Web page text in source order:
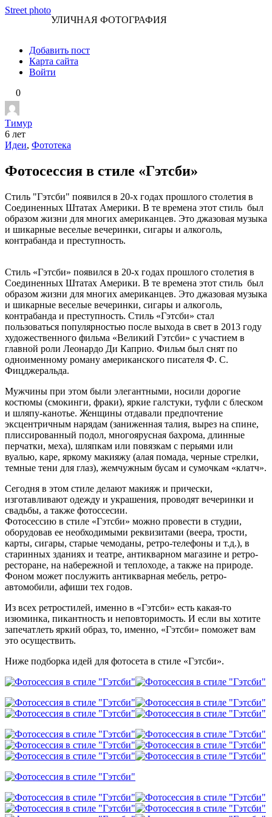
Перейти
Street photo
УЛИЧНАЯ ФОТОГРАФИЯ
Добавить пост
Карта сайта
Войти
0
Тимур
6 лет
Идеи, Фототека
Фотосессия в стиле «Гэтсби»
Стиль "Гэтсби" появился в 20-х годах прошлого столетия в
Соединенных Штатах Америки. В те времена этот стиль был
образом жизни для многих американцев. Это джазовая музыка
и шикарные веселые вечеринки, сигары и алкоголь,
контрабанда и преступность.
Стиль «Гэтсби» появился в 20-х годах прошлого столетия в
Соединенных Штатах Америки. В те времена этот стиль был
образом жизни для многих американцев. Это джазовая музыка
и шикарные веселые вечеринки, сигары и алкоголь,
контрабанда и преступность. Стиль «Гэтсби» стал
пользоваться популярностью после выхода в свет в 2013 году
художественного фильма «Великий Гэтсби» с участием в
главной роли Леонардо Ди Каприо. Фильм был снят по
одноименному роману американского писателя Ф. С.
Фицджеральда.
Мужчины при этом были элегантными, носили дорогие
костюмы (смокинги, фраки), яркие галстуки, туфли с блеском
и шляпу-канотье. Женщины отдавали предпочтение
эксцентричным нарядам (заниженная талия, вырез на спине,
плиссированный подол, многоярусная бахрома, длинные
перчатки, меха), шляпкам или повязкам с перьями или
вуалью, каре, яркому макияжу (алая помада, черные стрелки,
темные тени для глаз), жемчужным бусам и сумочкам «клатч».
Сегодня в этом стиле делают макияж и прически,
изготавливают одежду и украшения, проводят вечеринки и
свадьбы, а также фотоссесии.
Фотосессию в стиле «Гэтсби» можно провести в студии,
оборудовав ее необходимыми реквизитами (веера, трости,
карты, сигары, старые чемоданы, ретро-телефоны и т.д.), в
старинных зданиях и театре, антикварном магазине и ретро-
ресторане, на набережной и теплоходе, а также на природе.
Фоном может послужить антикварная мебель, ретро-
автомобили, афиши тех годов.
Из всех ретростилей, именно в «Гэтсби» есть какая-то
изюминка, пикантность и неповторимость. И если вы хотите
запечатлеть яркий образ, то, именно, «Гэтсби» поможет вам
это осуществить.
Ниже подборка идей для фотосета в стиле «Гэтсби».